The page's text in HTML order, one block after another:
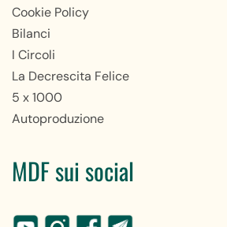
Cookie Policy
Bilanci
I Circoli
La Decrescita Felice
5 x 1000
Autoproduzione
MDF sui social